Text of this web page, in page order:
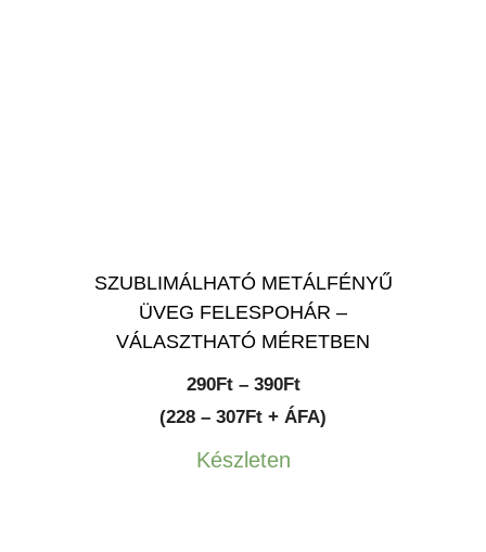
SZUBLIMÁLHATÓ METÁLFÉNYŰ
ÜVEG FELESPOHÁR –
VÁLASZTHATÓ MÉRETBEN
290Ft – 390FtÁrtartomány:
290Ft
(228 – 307Ft + ÁFA)
Készleten